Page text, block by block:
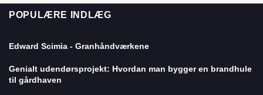
POPULÆRE INDLÆG
Edward Scimia - Granhåndværkene
Genialt udendørsprojekt: Hvordan man bygger en brandhule
til gårdhaven